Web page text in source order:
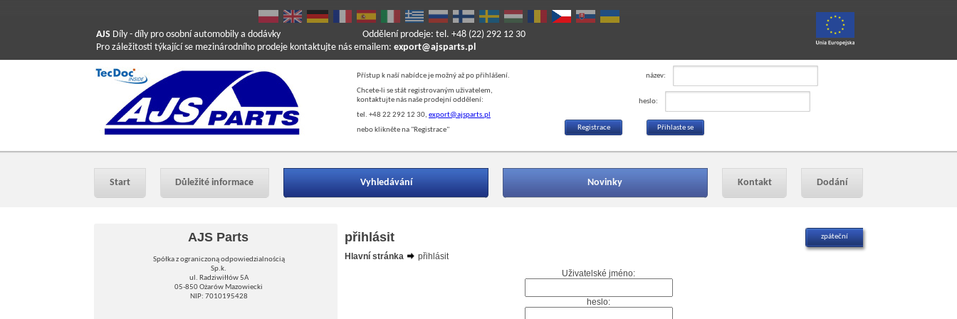
AJS Díly - díly pro osobní automobily a dodávky
Pro záležitosti týkající se mezinárodního prodeje kontaktujte nás emailem: export@ajsparts.pl
Oddělení prodeje: tel. +48 (22) 292 12 30
Přístup k naší nabídce je možný až po přihlášení.
Chcete-li se stát registrovaným uživatelem,
kontaktujte nás naše prodejní oddělení:
tel. +48 22 292 12 30, export@ajsparts.pl
nebo klikněte na "Registrace"
název:
heslo:
Registrace
Start Důležité informace Vyhledávání Novinky Kontakt Dodání
AJS Parts
Spółka z ograniczoną odpowiedzialnością
Sp.k.
ul. Radziwiłłów 5A
05-850 Ożarów Mazowiecki
NIP: 7010195428
přihlásit
Hlavní stránka
přihlásit
Uživatelské jméno:
heslo: